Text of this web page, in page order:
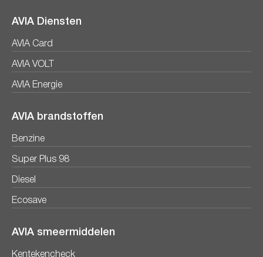
AVIA Diensten
AVIA Card
AVIA VOLT
AVIA Energie
AVIA brandstoffen
Benzine
Super Plus 98
Diesel
Ecosave
AVIA smeermiddelen
Kentekencheck